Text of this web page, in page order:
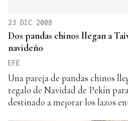
23 DIC 2008
Dos pandas chinos llegan a
navideño
EFE
Una pareja de pandas chinos
regalo de Navidad de Pekín
destinado a mejorar los lazos